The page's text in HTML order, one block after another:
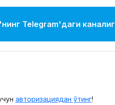
Telegram'даги
авторизациядан ўтинг!